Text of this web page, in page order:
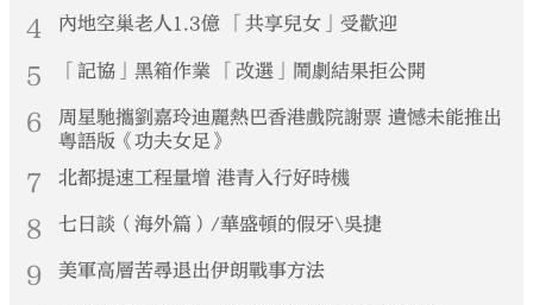
4 內地空巢老人1.3億 「共享兒女」受歡迎
5 「記協」黑箱作業 「改選」鬧劇結果拒公開
6
周星馳攜劉嘉玲迪麗熱巴香港戲院謝票 遺憾未能推出
粵語版《功夫女足》
7 北都提速工程量增 港青入行好時機
8 七日談（海外篇）/華盛頓的假牙\吳捷
9 美軍高層苦尋退出伊朗戰事方法